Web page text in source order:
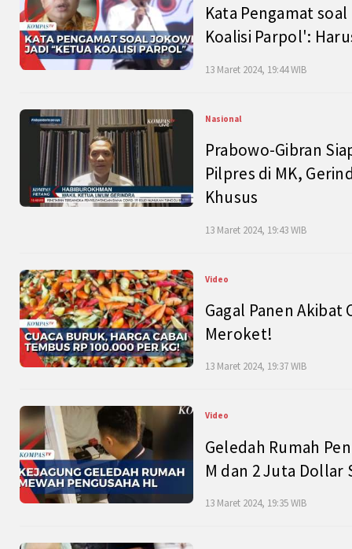
Kata Pengamat
Koalisi Parpol':
13 Maret 2024, 19:44 WIB
Nasional
Prabowo-Gibran
Pilpres di MK,
Khusus
13 Maret 2024, 19:43 WIB
Video
Gagal Panen Akibat
Meroket!
13 Maret 2024, 19:37 WIB
Video
Geledah Rumah
M dan 2 Juta Dollar
13 Maret 2024, 19:35 WIB